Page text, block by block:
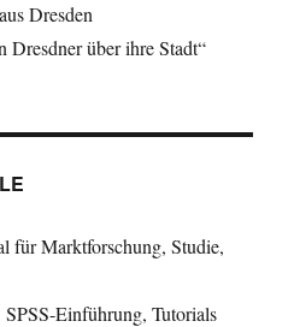
Dresden
Dresdner über ihre Stadt“
für Marktforschung, Studie,
SPSS-Einführung, Tutorials